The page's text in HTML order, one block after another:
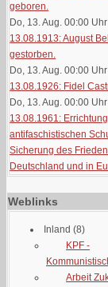
geboren.
Do, 13. Aug. 00:00 Uhr
13.08.1913: August
gestorben.
Do, 13. Aug. 00:00 Uhr
13.08.1926: Fidel
Do, 13. Aug. 00:00 Uhr
13.08.1961:
antifaschistischen
Sicherung des
Deutschland und in
Weblinks
Inland (8)
KPF -
Arbeit